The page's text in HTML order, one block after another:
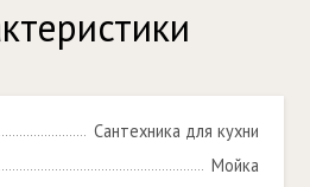
Сантехника для кухни
Мойка